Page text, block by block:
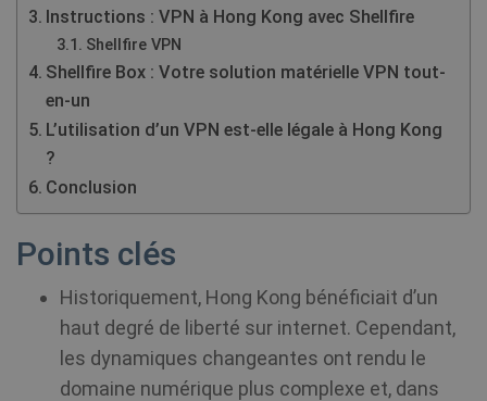
Instructions : VPN à Hong Kong avec Shellfire
Shellfire VPN
Shellfire Box : Votre solution matérielle VPN tout-
en-un
L’utilisation d’un VPN est-elle légale à Hong Kong
?
Conclusion
Points clés
Historiquement, Hong Kong bénéficiait d’un
haut degré de liberté sur internet. Cependant,
les dynamiques changeantes ont rendu le
domaine numérique plus complexe et, dans